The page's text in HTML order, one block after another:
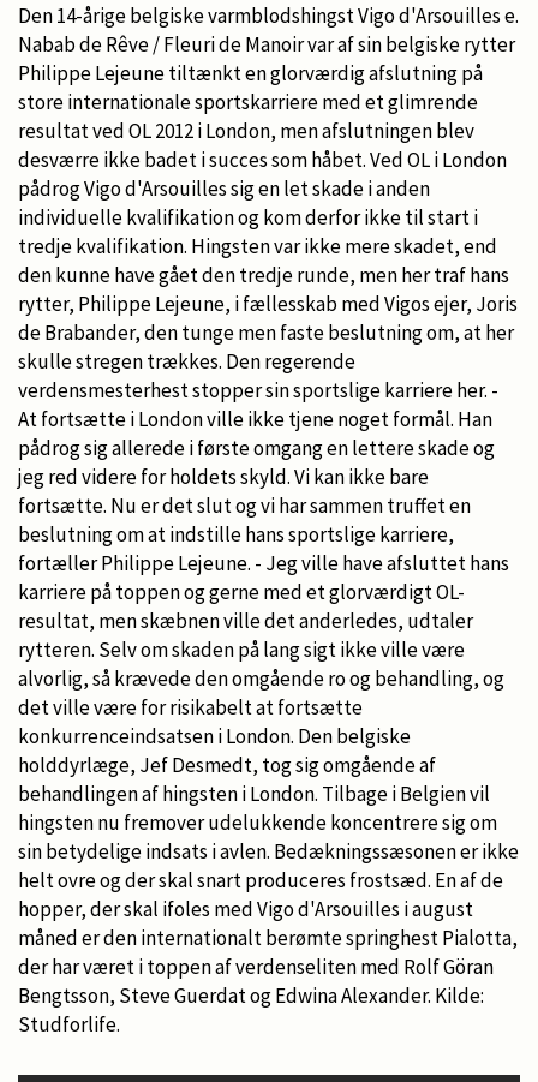
Den 14-årige belgiske varmblodshingst Vigo d'Arsouilles e.
Nabab de Rêve / Fleuri de Manoir var af sin belgiske rytter
Philippe Lejeune tiltænkt en glorværdig afslutning på
store internationale sportskarriere med et glimrende
resultat ved OL 2012 i London, men afslutningen blev
desværre ikke badet i succes som håbet. Ved OL i London
pådrog Vigo d'Arsouilles sig en let skade i anden
individuelle kvalifikation og kom derfor ikke til start i
tredje kvalifikation. Hingsten var ikke mere skadet, end
den kunne have gået den tredje runde, men her traf hans
rytter, Philippe Lejeune, i fællesskab med Vigos ejer, Joris
de Brabander, den tunge men faste beslutning om, at her
skulle stregen trækkes. Den regerende
verdensmesterhest stopper sin sportslige karriere her. -
At fortsætte i London ville ikke tjene noget formål. Han
pådrog sig allerede i første omgang en lettere skade og
jeg red videre for holdets skyld. Vi kan ikke bare
fortsætte. Nu er det slut og vi har sammen truffet en
beslutning om at indstille hans sportslige karriere,
fortæller Philippe Lejeune. - Jeg ville have afsluttet hans
karriere på toppen og gerne med et glorværdigt OL-
resultat, men skæbnen ville det anderledes, udtaler
rytteren. Selv om skaden på lang sigt ikke ville være
alvorlig, så krævede den omgående ro og behandling, og
det ville være for risikabelt at fortsætte
konkurrenceindsatsen i London. Den belgiske
holddyrlæge, Jef Desmedt, tog sig omgående af
behandlingen af hingsten i London. Tilbage i Belgien vil
hingsten nu fremover udelukkende koncentrere sig om
sin betydelige indsats i avlen. Bedækningssæsonen er ikke
helt ovre og der skal snart produceres frostsæd. En af de
hopper, der skal ifoles med Vigo d'Arsouilles i august
måned er den internationalt berømte springhest Pialotta,
der har været i toppen af verdenseliten med Rolf Göran
Bengtsson, Steve Guerdat og Edwina Alexander. Kilde:
Studforlife.